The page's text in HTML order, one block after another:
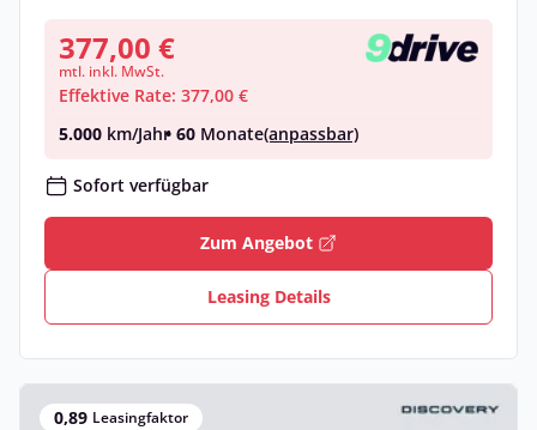
377,00 €
mtl. inkl. MwSt.
Effektive Rate: 377,00 €
5.000 km/Jahr• 60 Monate(anpassbar)
Sofort verfügbar
Zum Angebot
Leasing Details
0,89 Leasingfaktor